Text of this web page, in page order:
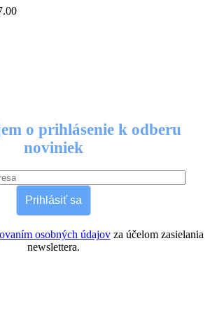
o prihlásenie k odberu
noviniek
Prihlásiť sa
osobných údajovza účelom zasielania
newslettera.